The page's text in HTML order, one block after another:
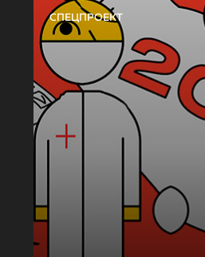
СПЕЦПРОЕКТ